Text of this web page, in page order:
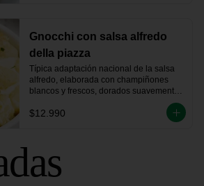
Gnocchi con salsa alfredo
della piazza
Típica adaptación nacional de la salsa
alfredo, elaborada con champiñones
blancos y frescos, dorados suavemente
artesanalmente, vino blanco y crema de
$12.990